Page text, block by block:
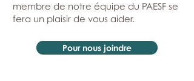
membre de notre équipe du PAESF se
fera un plaisir de vous aider.
Pour nous joindre